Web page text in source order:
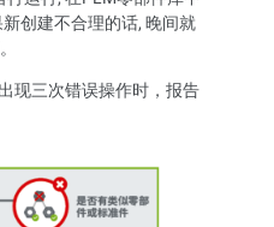
创建不合理的话, 晚间就
现三次错误操作时，报告